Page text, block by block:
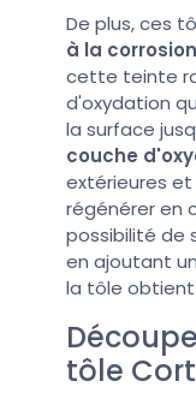
De plus, ces
à la corrosion
cette teinte
d'oxydation
la surface
couche
extérieures
régénérer en
possibilité de
en ajoutant
la tôle
tôle